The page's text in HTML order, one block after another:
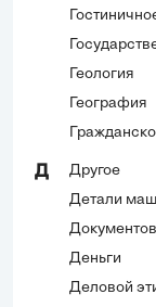
Геология
География
Д
Другое
Детали
Деньги
Деловой